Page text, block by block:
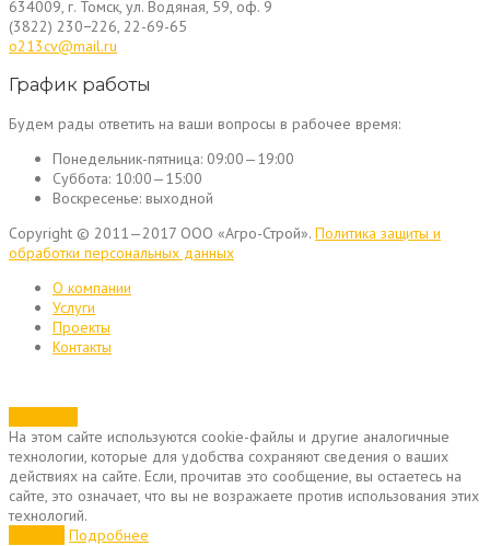
634009, г. Томск, ул. Водяная, 59, оф. 9
(3822) 230−226, 22-69-65
o213cv@mail.ru
График работы
Будем рады ответить на ваши вопросы в рабочее время:
Понедельник-пятница: 09:00—19:00
Суббота: 10:00—15:00
Воскресенье: выходной
Copyright © 2011—2017 ООО «Агро-Строй». Политика защиты и
обработки персональных данных
О компании
Услуги
Проекты
Контакты
На этом сайте используются cookie-файлы и другие аналогичные
технологии, которые для удобства сохраняют сведения о ваших
действиях на сайте. Если, прочитав это сообщение, вы остаетесь на
сайте, это означает, что вы не возражаете против использования этих
технологий.
Подробнее